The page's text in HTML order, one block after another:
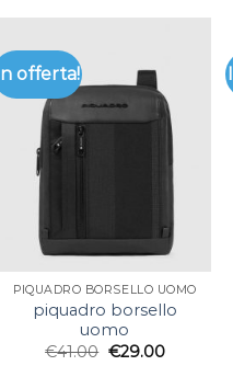
In offerta!
PIQUADRO BORSELLO UOMO
piquadro borsello
uomo
€41.00 €29.00